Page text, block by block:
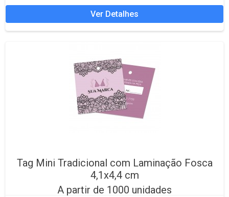
Ver Detalhes
Tag Mini Tradicional com Laminação Fosca
4,1x4,4 cm
A partir de 1000 unidades